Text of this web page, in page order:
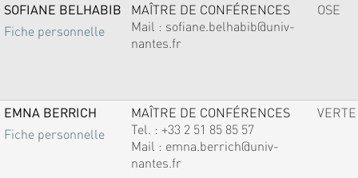
SOFIANE BELHABIB
Fiche personnelle
MAÎTRE DE CONFÉRENCES
Mail : sofiane.belhabib@univ-
nantes.fr
OSE
EMNA BERRICH
Fiche personnelle
MAÎTRE DE CONFÉRENCES
Tel. : +33 2 51 85 85 57
Mail : emna.berrich@univ-
nantes.fr
VERTE